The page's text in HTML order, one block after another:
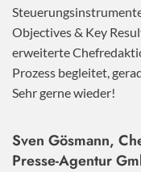
Objectives & Key
erweiterte
Prozess begleitet,
Sehr gerne wieder!
Sven Gösmann,
Presse-Agentur